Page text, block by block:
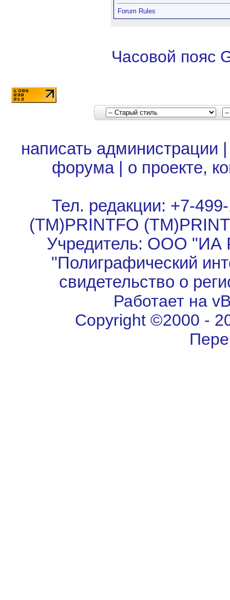
Forum Rules
Часовой пояс
написать администрации
форума| о проекте,
Тел. редакции: +7-
(TM)PRINTFO
Учредитель: ООО "ИА
"Полиграфический
свидетельство о
Работает на
Copyright ©2000 -